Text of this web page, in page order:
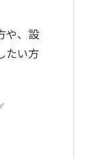
や、設
たい方